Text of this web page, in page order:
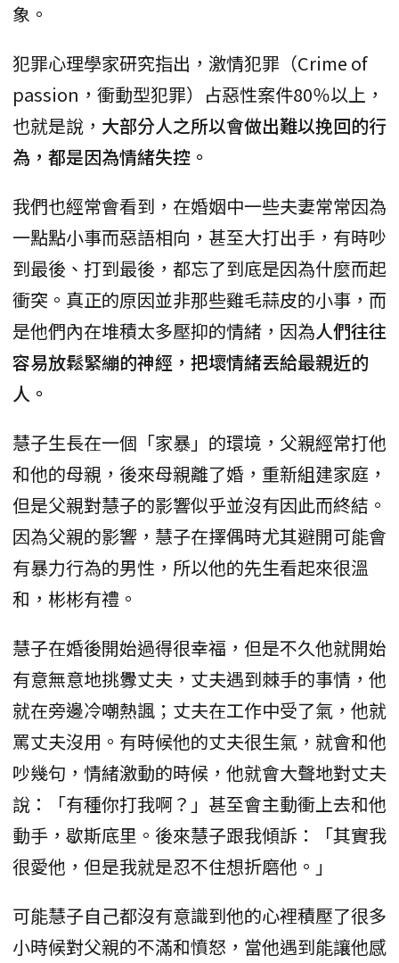
象。
犯罪心理學家研究指出，激情犯罪（Crime of
passion，衝動型犯罪）占惡性案件80％以上，
也就是說， 大部分人之所以會做出難以挽回的行
為，都是因為情緒失控。
我們也經常會看到，在婚姻中一些夫妻常常因為
一點點小事而惡語相向，甚至大打出手，有時吵
到最後、打到最後，都忘了到底是因為什麼而起
衝突。真正的原因並非那些雞毛蒜皮的小事，而
是他們內在堆積太多壓抑的情緒，因為人們往往
容易放鬆緊繃的神經，把壞情緒丟給最親近的
人。
慧子生長在一個「家暴」的環境，父親經常打他
和他的母親，後來母親離了婚，重新組建家庭，
但是父親對慧子的影響似乎並沒有因此而終結。
因為父親的影響，慧子在擇偶時尤其避開可能會
有暴力行為的男性，所以他的先生看起來很溫
和，彬彬有禮。
慧子在婚後開始過得很幸福，但是不久他就開始
有意無意地挑釁丈夫，丈夫遇到棘手的事情，他
就在旁邊冷嘲熱諷；丈夫在工作中受了氣，他就
罵丈夫沒用。有時候他的丈夫很生氣，就會和他
吵幾句，情緒激動的時候，他就會大聲地對丈夫
說：「有種你打我啊？」甚至會主動衝上去和他
動手，歇斯底里。後來慧子跟我傾訴：「其實我
很愛他，但是我就是忍不住想折磨他。」
可能慧子自己都沒有意識到他的心裡積壓了很多
小時候對父親的不滿和憤怒，當他遇到能讓他感